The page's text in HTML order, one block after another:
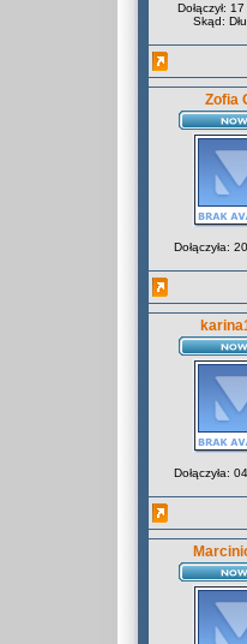
Dołączył:
Skąd:
Zofia
Dołączyła:
Dołączyła: